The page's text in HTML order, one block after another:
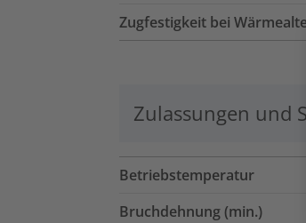
Zugfestigkeit bei
Zulassungen und
Betriebstemperatur
Bruchdehnung (min.)